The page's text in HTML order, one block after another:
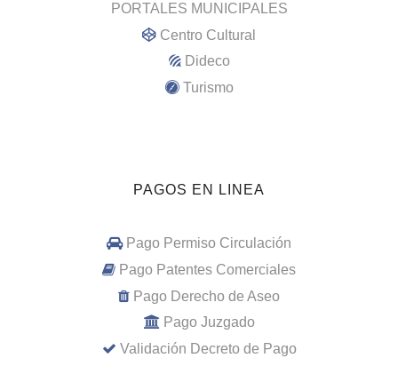
PORTALES MUNICIPALES
Centro Cultural
Dideco
Turismo
PAGOS EN LINEA
Pago Permiso Circulación
Pago Patentes Comerciales
Pago Derecho de Aseo
Pago Juzgado
Validación Decreto de Pago